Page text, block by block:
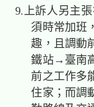
9.上訴人另主
須時常加班
趣，且調動
鐵站→臺南
前之工作多
住家；而調